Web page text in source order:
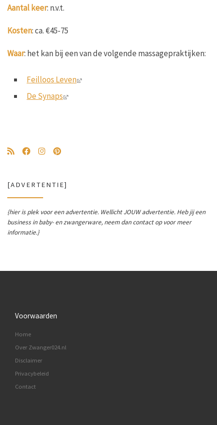
Aantal keer: n.v.t.
Kosten: ca. €45-75
Waar: het kan bij een van de volgende massagepraktijken:
Feilloos Leven
De Synaps
[ADVERTENTIE]
{hier is plek voor een advertentie. Wellicht JOUW advertentie. Heb jij een
business in baby- en zwangerware, neem dan contact op voor meer
informatie.}
Voorwaarden
Home
Over Zwanger024.nl
Disclaimer
Privacybeleid
Contact